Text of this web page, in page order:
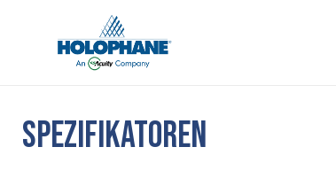
SPEZIFIKATOREN